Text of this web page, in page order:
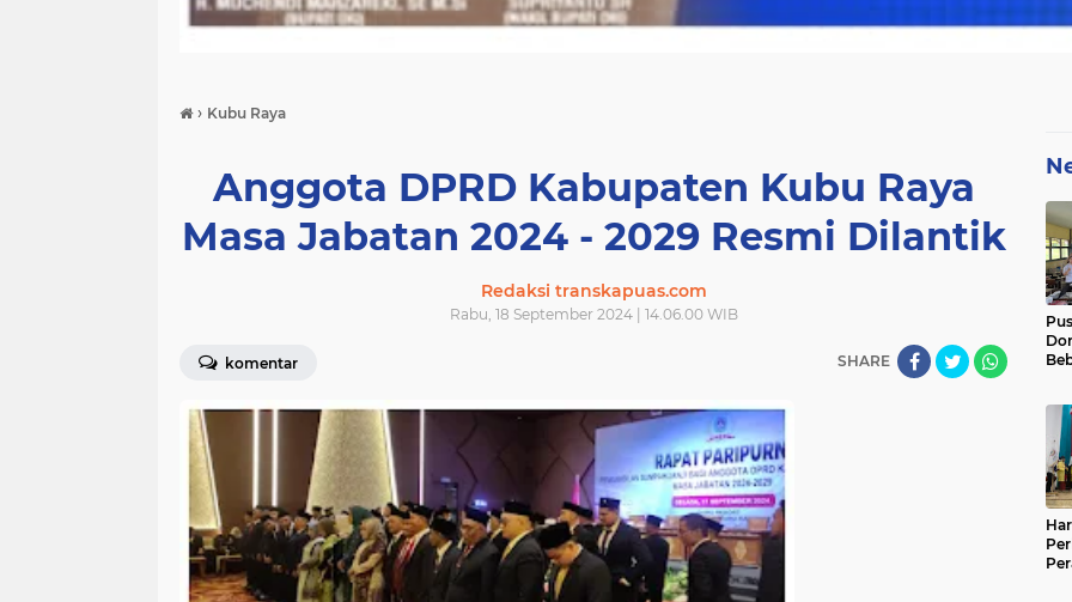
› Kubu Raya
Anggota DPRD Kabupaten Kubu Raya
Masa Jabatan 2024 - 2029 Resmi Dilantik
Redaksi transkapuas.com
Rabu, 18 September 2024 | 14.06.00 WIB
komentar SHARE